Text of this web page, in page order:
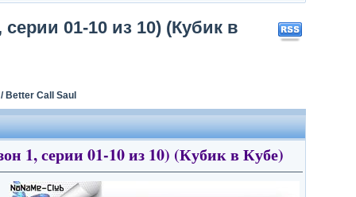
01-10 из 10) (Кубик в
Better Call Saul
1, серии 01-10 из 10) (Кубик в Кубе)